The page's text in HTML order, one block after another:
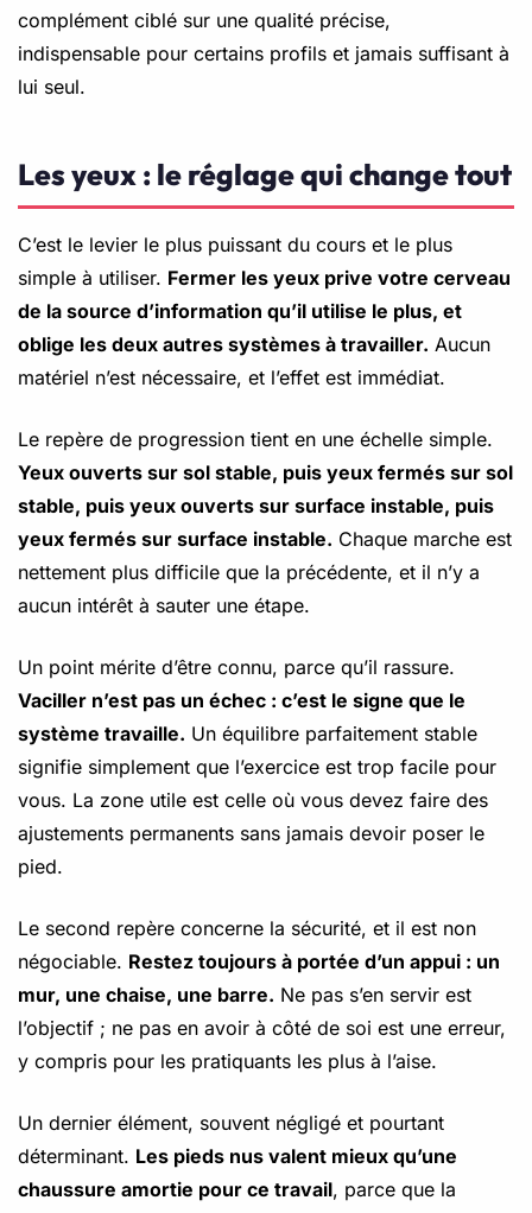
complément ciblé sur une qualité précise,
indispensable pour certains profils et jamais suffisant à
lui seul.
Les yeux : le réglage qui change tout
C’est le levier le plus puissant du cours et le plus
simple à utiliser. Fermer les yeux prive votre cerveau
de la source d’information qu’il utilise le plus, et
oblige les deux autres systèmes à travailler. Aucun
matériel n’est nécessaire, et l’effet est immédiat.
Le repère de progression tient en une échelle simple.
Yeux ouverts sur sol stable, puis yeux fermés sur sol
stable, puis yeux ouverts sur surface instable, puis
yeux fermés sur surface instable. Chaque marche est
nettement plus difficile que la précédente, et il n’y a
aucun intérêt à sauter une étape.
Un point mérite d’être connu, parce qu’il rassure.
Vaciller n’est pas un échec : c’est le signe que le
système travaille. Un équilibre parfaitement stable
signifie simplement que l’exercice est trop facile pour
vous. La zone utile est celle où vous devez faire des
ajustements permanents sans jamais devoir poser le
pied.
Le second repère concerne la sécurité, et il est non
négociable. Restez toujours à portée d’un appui : un
mur, une chaise, une barre. Ne pas s’en servir est
l’objectif ; ne pas en avoir à côté de soi est une erreur,
y compris pour les pratiquants les plus à l’aise.
Un dernier élément, souvent négligé et pourtant
déterminant. Les pieds nus valent mieux qu’une
chaussure amortie pour ce travail, parce que la